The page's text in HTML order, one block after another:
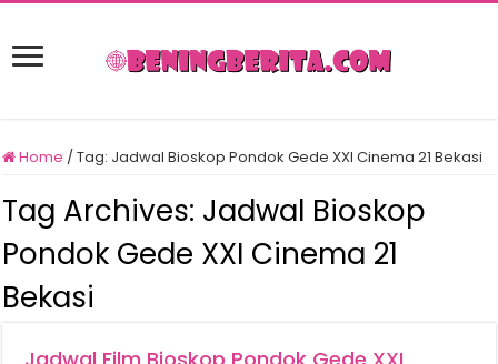
Home /Tag: Jadwal Bioskop Pondok Gede XXI Cinema 21 Bekasi
Tag Archives: Jadwal Bioskop
Pondok Gede XXI Cinema 21
Bekasi